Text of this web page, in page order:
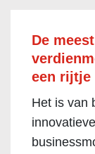
De
een rijtje
Het is van